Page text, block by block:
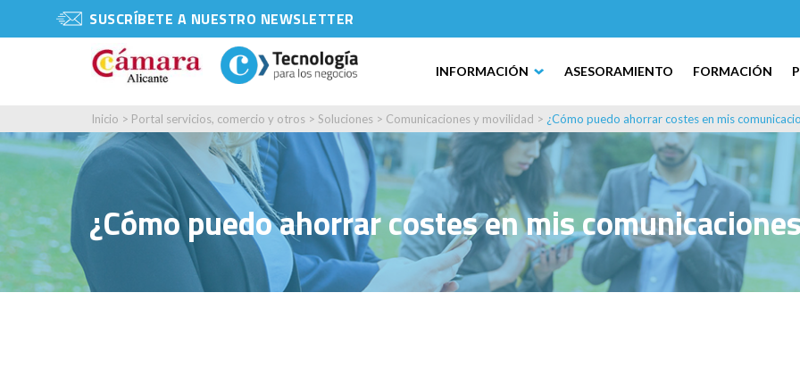
SUSCRÍBETE A NUESTRO NEWSLETTER
INFORMACIÓN ASESORAMIENTO FORMACIÓN
Inicio > Portal servicios, comercio y otros > Soluciones > Comunicaciones y movilidad > ¿Cómo puedo ahorrar costes en mis
¿Cómo puedo ahorrar costes en mis